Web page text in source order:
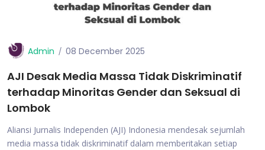
Admin 08 December 2025
AJI Desak Media Massa Tidak Diskriminatif
terhadap Minoritas Gender dan Seksual di
Lombok
Aliansi Jurnalis Independen (AJI) Indonesia mendesak sejumlah
media massa tidak diskriminatif dalam memberitakan setiap